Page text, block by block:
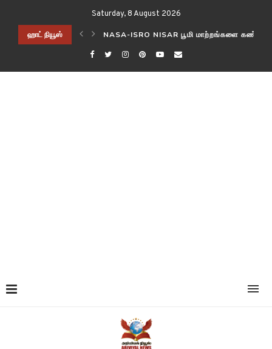
Saturday, 8 August 2026
ஹாட் நியூஸ்
கண்காணிக்கிறது பாக்டீரியல் (FANZOR2) மூதாதையர்கள்